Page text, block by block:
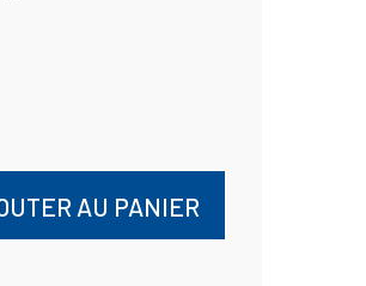
AU PANIER